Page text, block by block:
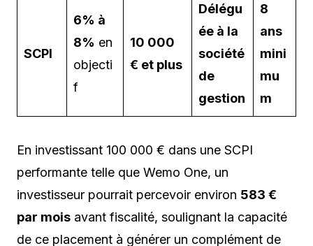
SCPI
6% à
8% en
objecti
f
10 000
€ et plus
Délégu
ée à la
société
de
gestion
8
ans
mini
mu
m
En investissant 100 000 € dans une SCPI
performante telle que Wemo One, un
investisseur pourrait percevoir environ 583 €
par mois avant fiscalité, soulignant la capacité
de ce placement à générer un complément de